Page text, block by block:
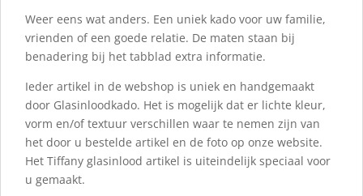
Weer eens wat anders. Een uniek kado voor uw familie,
vrienden of een goede relatie. De maten staan bij
benadering bij het tabblad extra informatie.
Ieder artikel in de webshop is uniek en handgemaakt
door Glasinloodkado. Het is mogelijk dat er lichte kleur,
vorm en/of textuur verschillen waar te nemen zijn van
het door u bestelde artikel en de foto op onze website.
Het Tiffany glasinlood artikel is uiteindelijk speciaal voor
u gemaakt.